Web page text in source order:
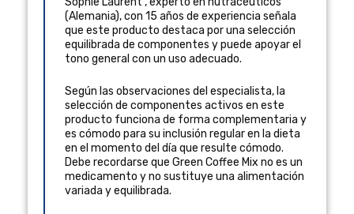
(Alemania), con 15 años de experiencia señala
que este producto destaca por una selección
equilibrada de componentes y puede apoyar el
tono general con un uso adecuado.
Según las observaciones del especialista, la
selección de componentes activos en este
producto funciona de forma complementaria y
es cómodo para su inclusión regular en la dieta
en el momento del día que resulte cómodo.
Debe recordarse que Green Coffee Mix no es un
medicamento y no sustituye una alimentación
variada y equilibrada.